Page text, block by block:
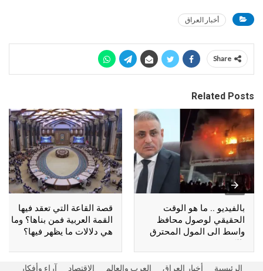
أخبار العراق
Share
Related Posts
بالفيديو .. ما هو الوقت
الحقيقي لوصول محافظ
واسط الى المول المحترق
بالكوت؟
قصة القاعة التي تعقد فيها
القمة العربية فمن بناها؟ وما
هي دلالات ما يظهر فيها؟
الرئيسية أخبار العراق العرب والعالم الاقتصاد آراء وأفكار